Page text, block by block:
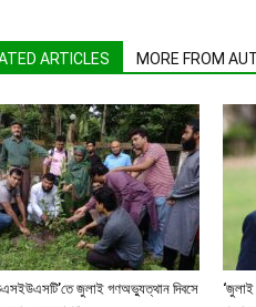
ARTICLES MORE FROM
জুলাই গণঅভ্যুত্থান দিবসে